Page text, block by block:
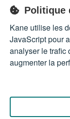
Inscrivez-vous à
infos sur nos
S'inscrire
Politique
Kane utilise les
JavaScript pour
analyser le trafic
augmenter la